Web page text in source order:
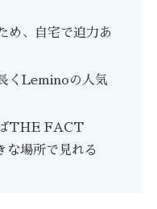
め、自宅で迫力あ
くLeminoの人気
ばTHE FACT
場所で見れる